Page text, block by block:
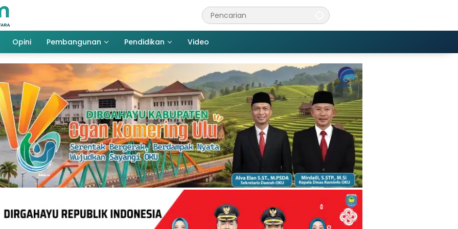
Opini Pembangunan Pendidikan Video